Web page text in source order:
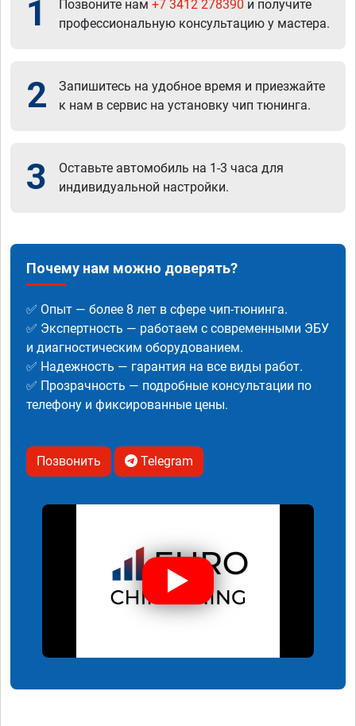
1 Позвоните нам +7 3412 278390 и получите
профессиональную консультацию у мастера.
2
Запишитесь на удобное время и приезжайте
к нам в сервис на установку чип тюнинга.
3
Оставьте автомобиль на 1-3 часа для
индивидуальной настройки.
Почему нам можно доверять?
✅ Опыт — более 8 лет в сфере чип-тюнинга.
✅ Экспертность — работаем с современными ЭБУ
и диагностическим оборудованием.
✅ Надежность — гарантия на все виды работ.
✅ Прозрачность — подробные консультации по
телефону и фиксированные цены.
Позвонить Telegram